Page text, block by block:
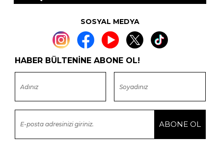
SOSYAL MEDYA
HABER BÜLTENİNE ABONE OL!